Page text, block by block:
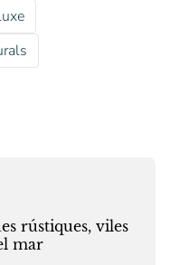
rústiques, viles
mar